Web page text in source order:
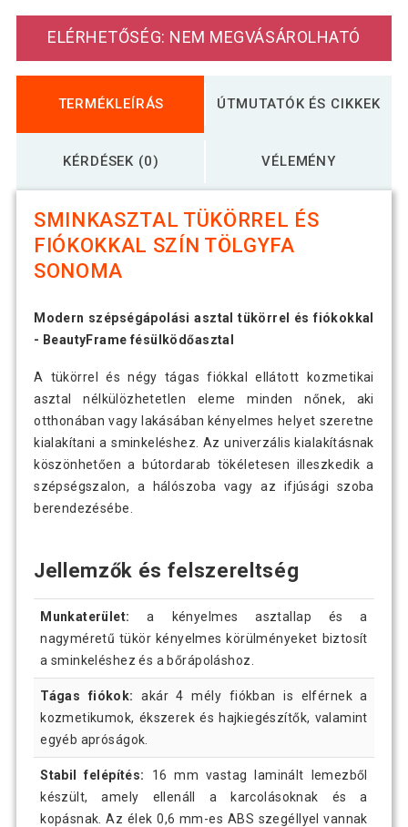
ELÉRHETŐSÉG: NEM MEGVÁSÁROLHATÓ
TERMÉKLEÍRÁS ÚTMUTATÓK ÉS CIKKEK
KÉRDÉSEK (0) VÉLEMÉNY
SMINKASZTAL TÜKÖRREL ÉS
FIÓKOKKAL SZÍN TÖLGYFA
SONOMA
Modern szépségápolási asztal tükörrel és fiókokkal
- BeautyFrame fésülködőasztal
A tükörrel és négy tágas fiókkal ellátott kozmetikai
asztal nélkülözhetetlen eleme minden nőnek, aki
otthonában vagy lakásában kényelmes helyet szeretne
kialakítani a sminkeléshez. Az univerzális kialakításnak
köszönhetően a bútordarab tökéletesen illeszkedik a
szépségszalon, a hálószoba vagy az ifjúsági szoba
berendezésébe.
Jellemzők és felszereltség
Munkaterület: a kényelmes asztallap és a
nagyméretű tükör kényelmes körülményeket biztosít
a sminkeléshez és a bőrápoláshoz.
Tágas fiókok:
akár 4 mély fiókban is elférnek a
kozmetikumok, ékszerek és hajkiegészítők, valamint
egyéb apróságok.
Stabil felépítés:
16 mm vastag laminált lemezből
készült, amely ellenáll a karcolásoknak és a
kopásnak. Az élek 0,6 mm-es ABS szegéllyel vannak